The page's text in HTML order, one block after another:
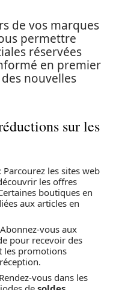
de vos marques
permettre
réservées
en premier
nouvelles
sur les
les sites web
les offres
boutiques en
aux articles en
vous aux
pour recevoir des
les promotions
vous dans les